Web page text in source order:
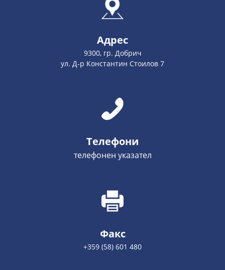
Адрес
9300, гр. Добрич
ул. Д-р Константин Стоилов 7
Телефони
телефонен указател
Факс
+359 (58) 601 480